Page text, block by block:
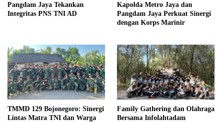
Pangdam Jaya Tekankan
Integritas PNS TNI AD
Kapolda Metro Jaya dan
Pangdam Jaya Perkuat Sinergi
dengan Korps Marinir
TMMD 129 Bojonegoro: Sinergi
Lintas Matra TNI dan Warga
Family Gathering dan Olahraga
Bersama Infolahtadam